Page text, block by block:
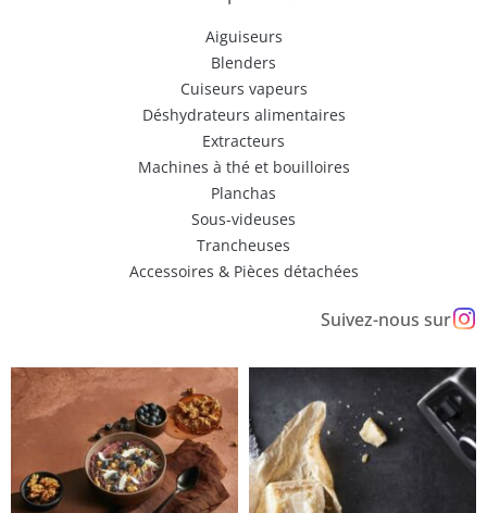
Aiguiseurs
Blenders
Cuiseurs vapeurs
Déshydrateurs alimentaires
Extracteurs
Machines à thé et bouilloires
Planchas
Sous-videuses
Trancheuses
Accessoires & Pièces détachées
Suivez-nous sur